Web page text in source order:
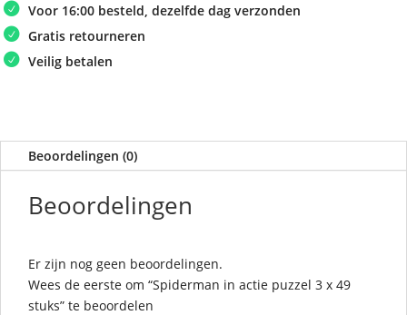
Voor 16:00 besteld, dezelfde dag verzonden
Gratis retourneren
Veilig betalen
Beoordelingen (0)
Beoordelingen
Er zijn nog geen beoordelingen.
Wees de eerste om “Spiderman in actie puzzel 3 x 49
stuks” te beoordelen